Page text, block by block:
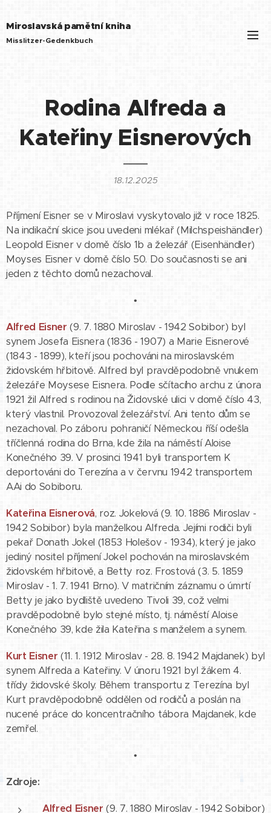
Miroslavská pamětní kniha
Misslitzer-Gedenkbuch
Rodina Alfreda a
Kateřiny Eisnerových
18.12.2025
Příjmení Eisner se v Miroslavi vyskytovalo již v roce 1825.
Na indikační skice jsou uvedeni mlékař (Milchspeishändler)
Leopold Eisner v domě číslo 1b a železář (Eisenhändler)
Moyses Eisner v domě číslo 50. Do současnosti se ani
jeden z těchto domů nezachoval.
•
Alfred Eisner (9. 7. 1880 Miroslav - 1942 Sobibor) byl
synem Josefa Eisnera (1836 - 1907) a Marie Eisnerové
(1843 - 1899), kteří jsou pochováni na miroslavském
židovském hřbitově. Alfred byl pravděpodobně vnukem
železáře Moysese Eisnera. Podle sčítacího archu z února
1921 žil Alfred s rodinou na Židovské ulici v domě číslo 43,
který vlastnil. Provozoval železářství. Ani tento dům se
nezachoval. Po záboru pohraničí Německou říší odešla
tříčlenná rodina do Brna, kde žila na náměstí Aloise
Konečného 39. V prosinci 1941 byli transportem K
deportováni do Terezína a v červnu 1942 transportem
AAi do Sobiboru.
Kateřina Eisnerová, roz. Jokelová (9. 10. 1886 Miroslav -
1942 Sobibor) byla manželkou Alfreda. Jejími rodiči byli
pekař Donath Jokel (1853 Holešov - 1934), který je jako
jediný nositel příjmení Jokel pochován na miroslavském
židovském hřbitově, a Betty roz. Frostová (3. 5. 1859
Miroslav - 1. 7. 1941 Brno). V matričním záznamu o úmrtí
Betty je jako bydliště uvedeno Tivoli 39, což velmi
pravděpodobně bylo stejné místo, tj. náměstí Aloise
Konečného 39, kde žila Kateřina s manželem a synem.
Kurt Eisner (11. 1. 1912 Miroslav - 28. 8. 1942 Majdanek) byl
synem Alfreda a Kateřiny. V únoru 1921 byl žákem 4.
třídy židovské školy. Během transportu z Terezína byl
Kurt pravděpodobně oddělen od rodičů a poslán na
nucené práce do koncentračního tábora Majdanek, kde
zemřel.
•
Zdroje:
Alfred Eisner (9. 7. 1880 Miroslav - 1942 Sobibor)